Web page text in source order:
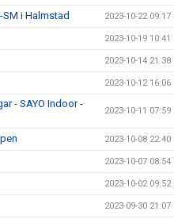
i Halmstad 2023-10-22 09:17
2023-10-19 10:41
2023-10-14 21:38
2023-10-12 16:06
- SAYO Indoor -
2023-10-11 07:59
2023-10-08 22:40
2023-10-07 08:54
2023-10-02 09:52
2023-09-30 21:07